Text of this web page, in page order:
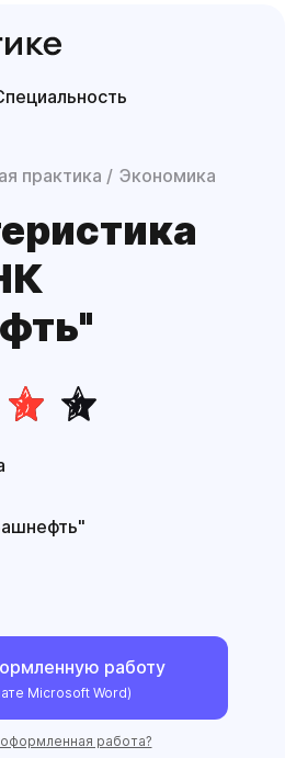
практика Экономика
работу
Microsoft Word)
работа?